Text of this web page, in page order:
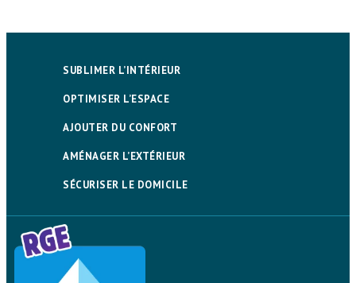
SUBLIMER L’INTÉRIEUR
OPTIMISER L’ESPACE
AJOUTER DU CONFORT
AMÉNAGER L’EXTÉRIEUR
SÉCURISER LE DOMICILE